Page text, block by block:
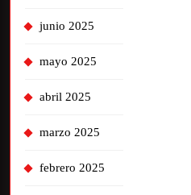
junio 2025
mayo 2025
abril 2025
marzo 2025
febrero 2025